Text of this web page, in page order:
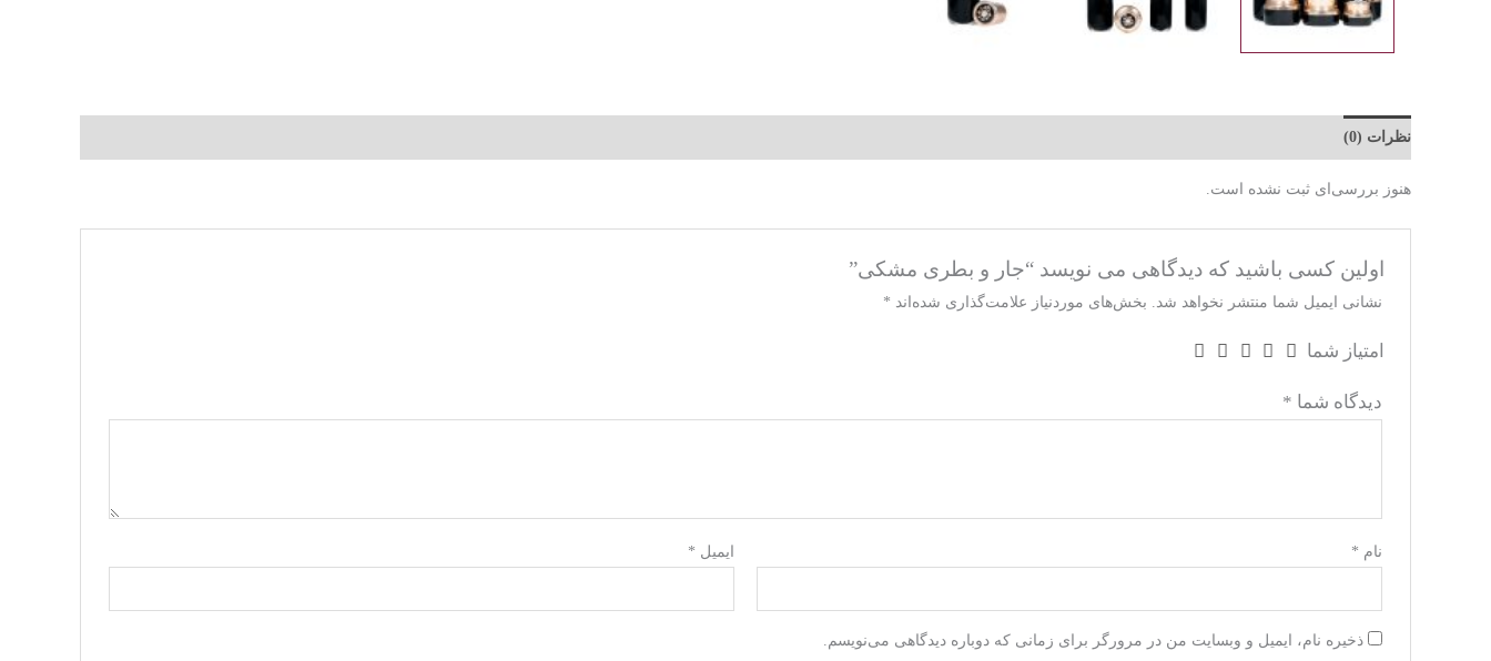
نظرات (0)
هنوز بررسی‌ای ثبت نشده است.
اولین کسی باشید که دیدگاهی می نویسد “جار و بطری مشکی”
نشانی ایمیل شما منتشر نخواهد شد. بخش‌های موردنیاز علامت‌گذاری شده‌اند *
امتیاز شما
دیدگاه شما *
نام * ایمیل *
ذخیره نام، ایمیل و وبسایت من در مرورگر برای زمانی که دوباره دیدگاهی می‌نویسم.